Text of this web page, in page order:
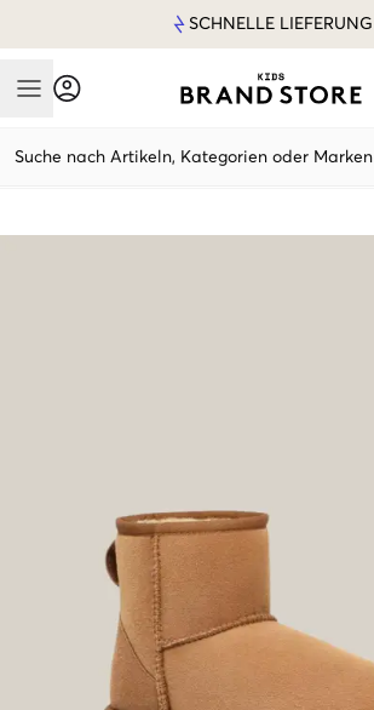
SCHNELLE LIEFERUNG
Mobile Menu
Suche nach Artikeln, Kategorien oder Marken